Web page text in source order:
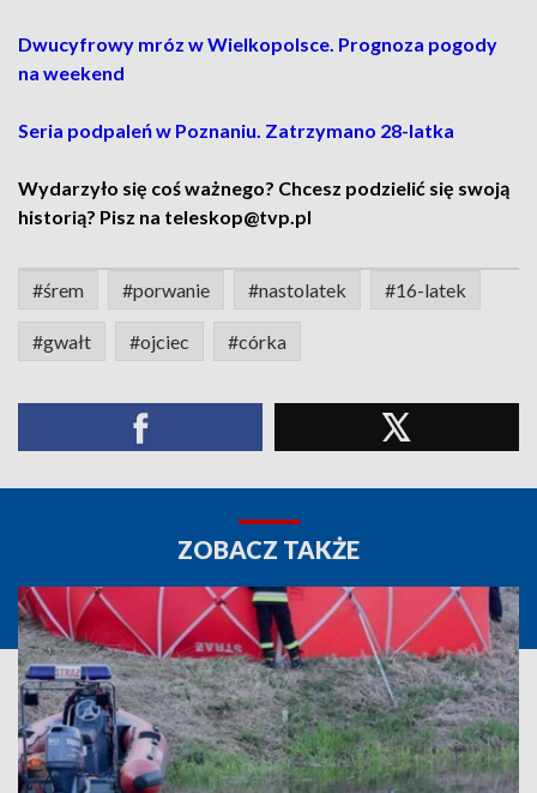
Dwucyfrowy mróz w Wielkopolsce. Prognoza pogody
na weekend
Seria podpaleń w Poznaniu. Zatrzymano 28-latka
Wydarzyło się coś ważnego? Chcesz podzielić się swoją
historią? Pisz na teleskop@tvp.pl
#śrem #porwanie #nastolatek #16-latek
#gwałt #ojciec #córka
ZOBACZ TAKŻE